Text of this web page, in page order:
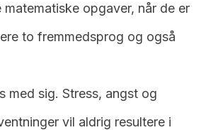
opgaver, når de er
to fremmedsprog og også
med sig. Stress, angst og
vil aldrig resultere i